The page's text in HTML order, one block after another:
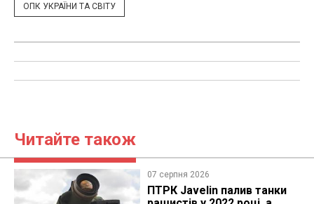
ОПК УКРАЇНИ ТА СВІТУ
Читайте також
07 серпня 2026
ПТРК Javelin палив танки